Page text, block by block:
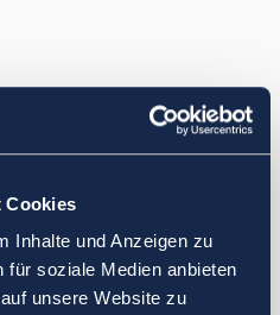
Cookies
Inhalte und Anzeigen zu
für soziale Medien anbieten
unsere Website zu